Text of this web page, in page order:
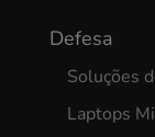
Defesa
Soluções
Laptops